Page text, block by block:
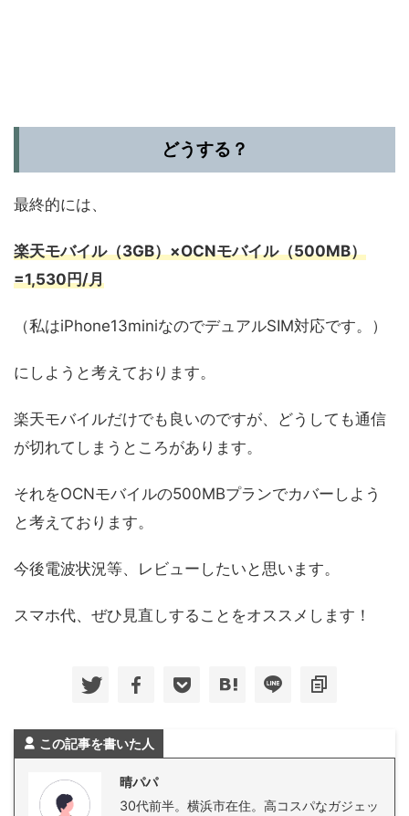
どうする？
最終的には、
楽天モバイル（3GB）×OCNモバイル（500MB）
=1,530円/月
（私はiPhone13miniなのでデュアルSIM対応です。）
にしようと考えております。
楽天モバイルだけでも良いのですが、どうしても通信
が切れてしまうところがあります。
それをOCNモバイルの500MBプランでカバーしよう
と考えております。
今後電波状況等、レビューしたいと思います。
スマホ代、ぜひ見直しすることをオススメします！
この記事を書いた人
晴パパ
30代前半。横浜市在住。高コスパなガジェッ